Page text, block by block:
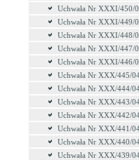
Uchwała Nr XXXI/450/
Uchwała Nr XXXI/449/
Uchwała Nr XXXI/448/
Uchwała Nr XXXI/447/
Uchwała Nr XXXI/446/
Uchwała Nr XXX/445/
Uchwała Nr XXX/444/
Uchwała Nr XXX/443/
Uchwała Nr XXX/442/
Uchwała Nr XXX/441/
Uchwała Nr XXX/440/
Uchwała Nr XXX/439/